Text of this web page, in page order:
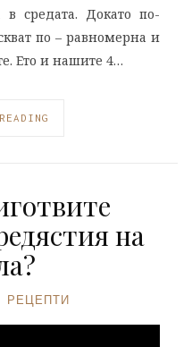
в средата. Докато по-
по – равномерна и
Ето и нашите 4…
на
РЕЦЕПТИ